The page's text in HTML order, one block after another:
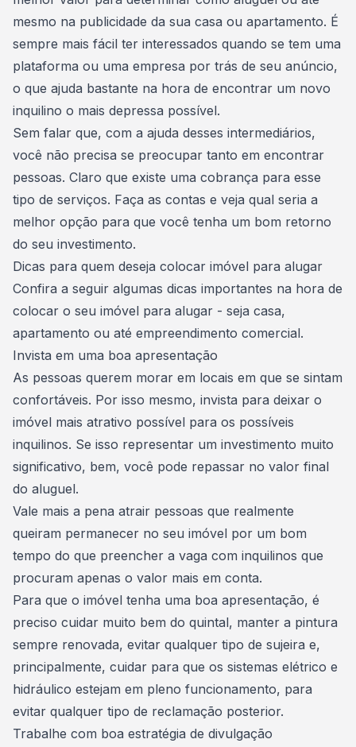
mesmo na publicidade da sua casa ou apartamento. É
sempre mais fácil ter interessados quando se tem uma
plataforma ou uma empresa por trás de seu anúncio,
o que ajuda bastante na hora de encontrar um novo
inquilino o mais depressa possível.
Sem falar que, com a ajuda desses intermediários,
você não precisa se preocupar tanto em encontrar
pessoas. Claro que existe uma cobrança para esse
tipo de serviços. Faça as contas e veja qual seria a
melhor opção para que você tenha um bom retorno
do seu investimento.
Dicas para quem deseja colocar imóvel para alugar
Confira a seguir algumas dicas importantes na hora de
colocar o seu imóvel para alugar - seja casa,
apartamento ou até empreendimento comercial.
Invista em uma boa apresentação
As pessoas querem morar em locais em que se sintam
confortáveis. Por isso mesmo, invista para deixar o
imóvel mais atrativo possível para os possíveis
inquilinos. Se isso representar um investimento muito
significativo, bem, você pode repassar no valor final
do aluguel.
Vale mais a pena atrair pessoas que realmente
queiram permanecer no seu imóvel por um bom
tempo do que preencher a vaga com inquilinos que
procuram apenas o valor mais em conta.
Para que o imóvel tenha uma boa apresentação, é
preciso cuidar muito bem do quintal, manter a pintura
sempre renovada, evitar qualquer tipo de sujeira e,
principalmente, cuidar para que os sistemas elétrico e
hidráulico estejam em pleno funcionamento, para
evitar qualquer tipo de reclamação posterior.
Trabalhe com boa estratégia de divulgação